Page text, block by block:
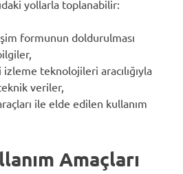
yollarla toplanabilir:
formunun doldurulması
teknolojileri aracılığıyla
veriler,
ile elde edilen kullanım
Amaçları